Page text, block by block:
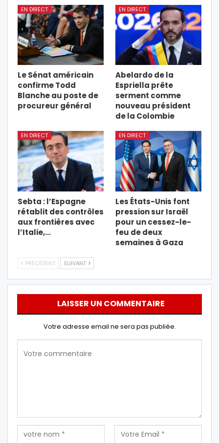
EN DIRECT
Le Sénat américain
confirme Todd
Blanche au poste de
procureur général
EN DIRECT
Abelardo de la
Espriella prête
serment comme
nouveau président
de la Colombie
EN DIRECT
Sebta : l’Espagne
rétablit des contrôles
aux frontières avec
l’Italie,…
EN DIRECT
Les États-Unis font
pression sur Israël
pour un cessez-le-
feu de deux
semaines à Gaza
PRÉCÉDENT SUIVANT
LAISSER UN COMMENTAIRE
Votre adresse email ne sera pas publiée.